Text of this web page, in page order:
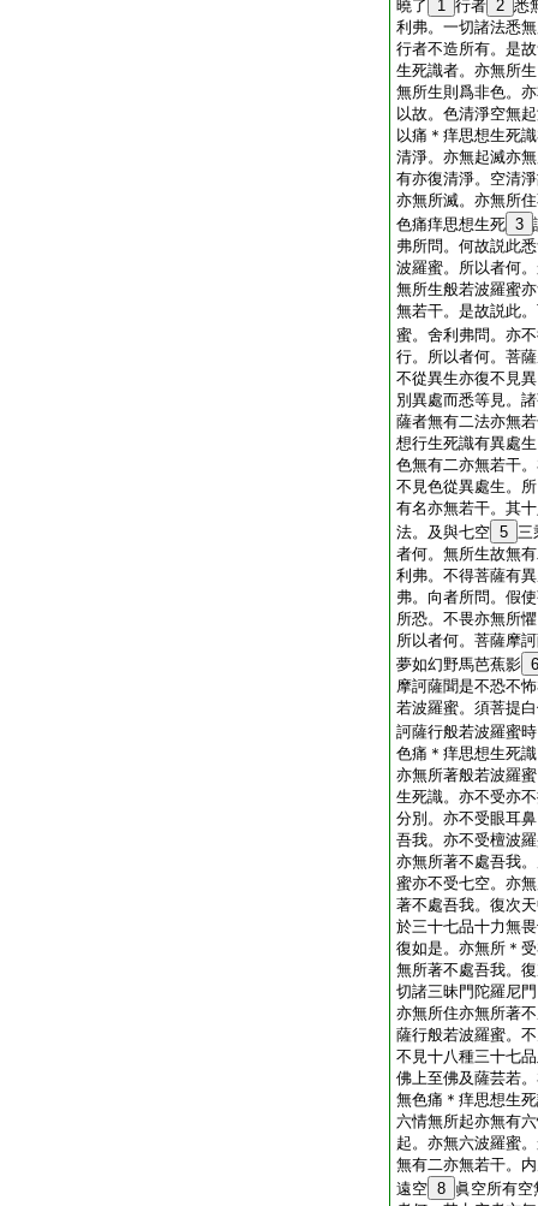
曉了
1 行者 2 悉
利弗。一切諸法悉
行者不造所有。是
生死識者。亦無所
無所生則爲非色。
以故。色清淨空無
以痛＊痒思想生死
清淨。亦無起滅亦
有亦復清淨。空清
亦無所滅。亦無所
色痛痒思想生死 3
弗所問。何故説此
波羅蜜。所以者何
無所生般若波羅蜜
無若干。是故説此
蜜。舍利弗問。亦
行。所以者何。菩
不從異生亦復不見
別異處而悉等見。
薩者無有二法亦無
想行生死識有異處
色無有二亦無若干
不見色從異處生。
有名亦無若干。其
法。及與七空 5 三
者何。無所生故無
利弗。不得菩薩有
弗。向者所問。假
所恐。不畏亦無所
所以者何。菩薩摩
夢如幻野馬芭蕉影 6
摩訶薩聞是不恐不
若波羅蜜。須菩提
訶薩行般若波羅蜜
色痛＊痒思想生死
亦無所著般若波羅
生死識。亦不受亦
分別。亦不受眼耳
吾我。亦不受檀波
亦無所著不處吾我
蜜亦不受七空。亦
著不處吾我。復次
於三十七品十力無
復如是。亦無所＊
無所著不處吾我。
切諸三昧門陀羅尼
亦無所住亦無所著
薩行般若波羅蜜。
不見十八種三十七
佛上至佛及薩芸若
無色痛＊痒思想生
六情無所起亦無有
起。亦無六波羅蜜
無有二亦無若干。
遠空 8 眞空所有